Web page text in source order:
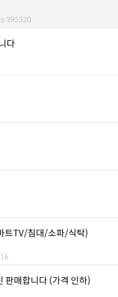
395320
다
트TV/침대/소파/식탁)
판매합니다 (가격 인하)